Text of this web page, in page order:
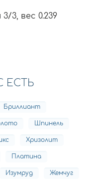
3, вес 0.239
ЕСТЬ
Бриллиант
Шпинель
Хризолит
Платина
Изумруд Жемчуг